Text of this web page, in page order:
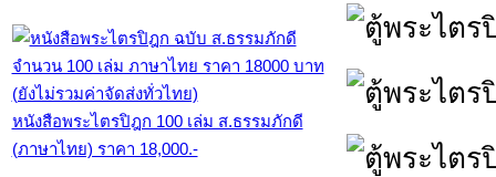
หนังสือพระไตรปิฎก 100 เล่ม ส.ธรรมภักดี
(ภาษาไทย) ราคา 18,000.-